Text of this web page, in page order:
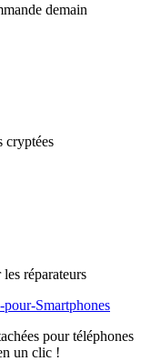
demain
cryptées
réparateurs
pour téléphones
un clic !